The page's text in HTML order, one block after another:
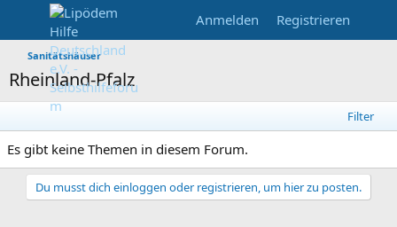
Anmelden Registrieren
Sanitätshäuser
Rheinland-Pfalz
Filter
Es gibt keine Themen in diesem Forum.
Du musst dich einloggen oder registrieren, um hier zu posten.